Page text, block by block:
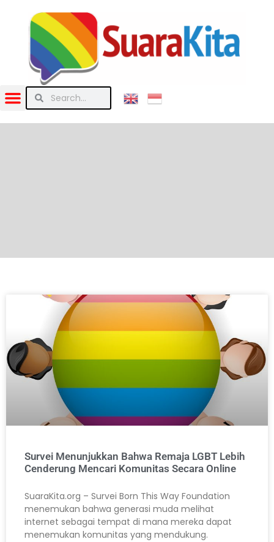
Survei Menunjukkan Bahwa Remaja LGBT Lebih
Cenderung Mencari Komunitas Secara Online
SuaraKita.org – Survei Born This Way Foundation
menemukan bahwa generasi muda melihat
internet sebagai tempat di mana mereka dapat
menemukan komunitas yang mendukung.